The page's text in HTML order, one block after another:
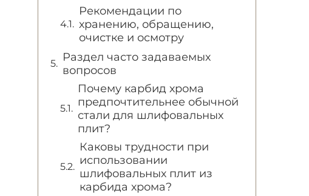
Рекомендации по
хранению, обращению,
очистке и осмотру
Раздел часто задаваемых
вопросов
Почему карбид хрома
предпочтительнее обычной
стали для шлифовальных
плит?
Каковы трудности при
использовании
шлифовальных плит из
карбида хрома?